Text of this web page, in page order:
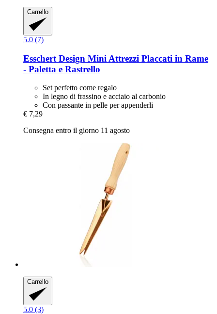
Carrello
5.0 (7)
Esschert Design Mini Attrezzi Placcati in Rame
-​ Paletta e Rastrello
Set perfetto come regalo
In legno di frassino e acciaio al carbonio
Con passante in pelle per appenderli
€ 7,29
Consegna entro il giorno 11 agosto
Carrello
5.0 (3)